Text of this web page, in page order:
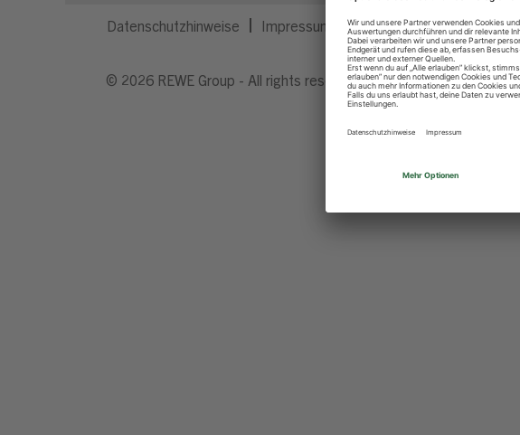
Datenschutzhinweise Impressum Privatsphäre-Einstellungen
© 2026 REWE Group - All rights reserved